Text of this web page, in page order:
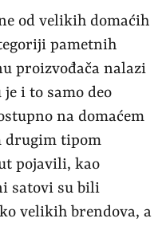
od velikih domaćih
pametnih
proizvođača nalazi
i to samo deo
na domaćem
drugim tipom
pojavili, kao
satovi su bili
velikih brendova, a